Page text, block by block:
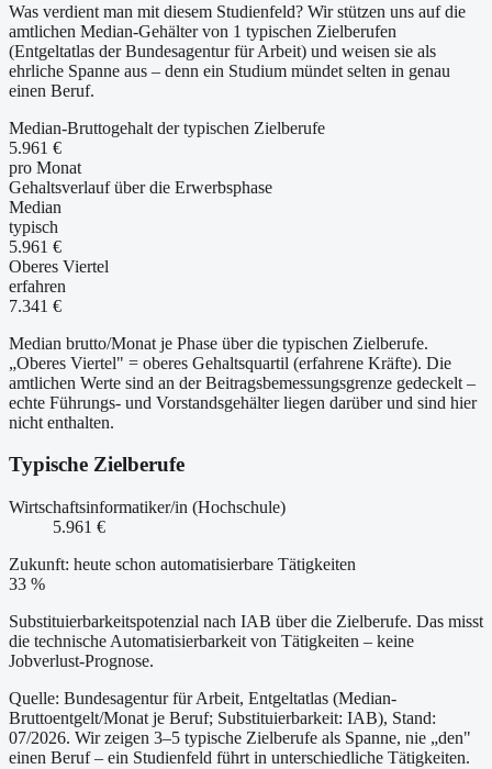
Was verdient man mit diesem Studienfeld? Wir stützen uns auf die
amtlichen Median-Gehälter von 1 typischen Zielberufen
(Entgeltatlas der Bundesagentur für Arbeit) und weisen sie als
ehrliche Spanne aus – denn ein Studium mündet selten in genau
einen Beruf.
Median-Bruttogehalt der typischen Zielberufe
5.961 €
pro Monat
Gehaltsverlauf über die Erwerbsphase
Median
typisch
5.961 €
Oberes Viertel
erfahren
7.341 €
Median brutto/Monat je Phase über die typischen Zielberufe.
„Oberes Viertel" = oberes Gehaltsquartil (erfahrene Kräfte). Die
amtlichen Werte sind an der Beitragsbemessungsgrenze gedeckelt –
echte Führungs- und Vorstandsgehälter liegen darüber und sind hier
nicht enthalten.
Typische Zielberufe
Wirtschaftsinformatiker/in (Hochschule)
5.961 €
Zukunft: heute schon automatisierbare Tätigkeiten
33 %
Substituierbarkeitspotenzial nach IAB über die Zielberufe. Das misst
die technische Automatisierbarkeit von Tätigkeiten – keine
Jobverlust-Prognose.
Quelle: Bundesagentur für Arbeit, Entgeltatlas (Median-
Bruttoentgelt/Monat je Beruf; Substituierbarkeit: IAB), Stand:
07/2026. Wir zeigen 3–5 typische Zielberufe als Spanne, nie „den"
einen Beruf – ein Studienfeld führt in unterschiedliche Tätigkeiten.